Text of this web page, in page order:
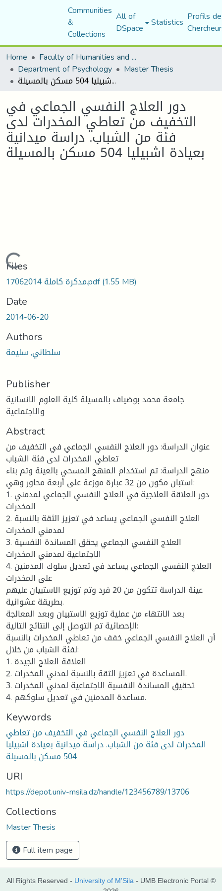
Communities
&
Collections
All of
DSpace Statistics Profils
Home
Faculty of Humanities and Social Sciences
Department of Psychology Master Thesis
دور العلاج النفسي الجماعي في التخفيف من تعاطي المخدرات لدى فئة من الشباب. دراسة ميدانية بعيادة اشبيليا 504 مسكن بالمسيلة
دور العلاج النفسي الجماعي في
التخفيف من تعاطي المخدرات لدى
فئة من الشباب. دراسة ميدانية
بعيادة اشبيليا 504 مسكن بالمسيلة
Loading...
Files
مدكرة كاملة 17062014.pdf(1.55 MB)
Date
2014-06-20
Authors
سلطاني, سليمة
Publisher
جامعة محمد بوضياف بالمسيلة كلية العلوم الانسانية
والاجتماعية
Abstract
عنوان الدراسة: دور العلاج النفسي الجماعي في التخفيف من
تعاطي المخدرات لدى فئة الشباب
منهج الدراسة: تم استخدام المنهج المسحي بالعينة وتم بناء
استبان مكون من 32 عبارة موزعة على أربعة محاور وهي:
1. دور العلاقة العلاجية في العلاج النفسي الجماعي لمدمني
المخدرات
2. العلاج النفسي الجماعي يساعد في تعزيز الثقة بالنسبة
لمدمني المخدرات
3. العلاج النفسي الجماعي يحقق المساندة النفسية
الاجتماعية لمدمني المخدرات
4. العلاج النفسي الجماعي يساعد في تعديل سلوك المدمنين
على المخدرات
عينة الدراسة تتكون من 20 فرد وتم توزيع الاستبيان عليهم
بطريقة عشوائية.
بعد الانتهاء من عملية توزيع الاستبيان وبعد المعالجة
الإحصائية تم التوصل إلى النتائج التالية:
أن العلاج النفسي الجماعي خفف من تعاطي المخدرات بالنسبة
لفئة الشباب من خلال:
1. العلاقة العلاج الجيدة
2. المساعدة في تعزيز الثقة بالنسبة لمدني المخدرات.
3. تحقيق المساندة النفسية الاجتماعية لمدني المخدرات.
4. مساعدة المدمنين في تعديل سلوكهم.
Keywords
دور العلاج النفسي الجماعي في التخفيف من تعاطي
المخدرات لدى فئة من الشباب. دراسة ميدانية بعيادة اشبيليا
504 مسكن بالمسيلة
URI
https://depot.univ-msila.dz/handle/123456789/13706
Collections
Master Thesis
Full item page
All Rights Reserved - University of M'Sila - UMB Electronic Portal ©